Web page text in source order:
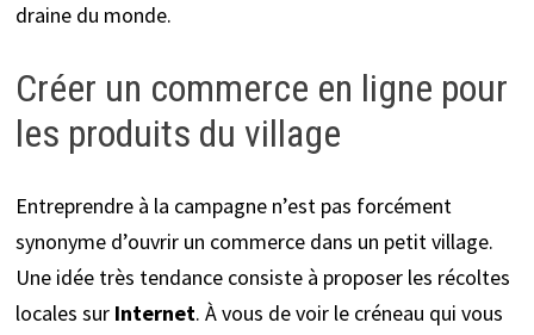
draine du monde.
Créer un commerce en ligne pour
les produits du village
Entreprendre à la campagne n’est pas forcément
synonyme d’ouvrir un commerce dans un petit village.
Une idée très tendance consiste à proposer les récoltes
locales sur Internet. À vous de voir le créneau qui vous